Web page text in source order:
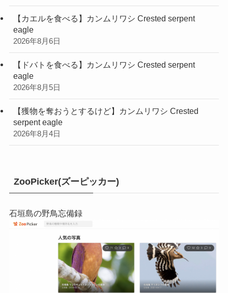
【カエルを食べる】カンムリワシ Crested serpent
eagle
2026年8月6日
【ドバトを食べる】カンムリワシ Crested serpent
eagle
2026年8月5日
【獲物を奪おうとするけど】カンムリワシ Crested
serpent eagle
2026年8月4日
ZooPicker(ズーピッカー)
石垣島の野鳥忘備録